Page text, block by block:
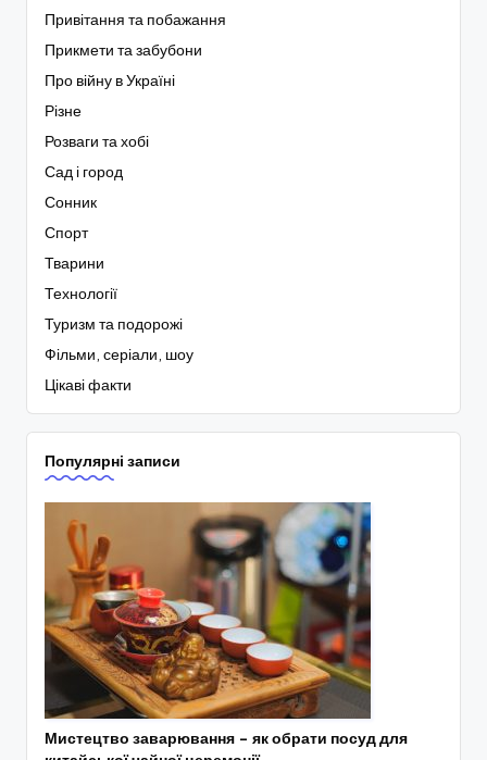
Привітання та побажання
Прикмети та забубони
Про війну в Україні
Різне
Розваги та хобі
Сад і город
Сонник
Спорт
Тварини
Технології
Туризм та подорожі
Фільми, серіали, шоу
Цікаві факти
Популярні записи
Мистецтво заварювання – як обрати посуд для